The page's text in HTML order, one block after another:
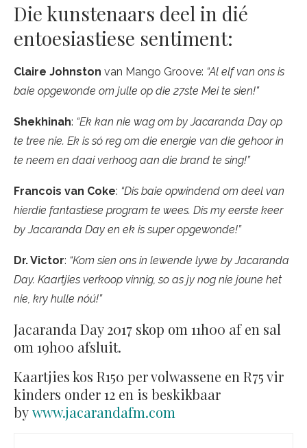
Die kunstenaars deel in dié
entoesiastiese sentiment:
Claire Johnston van Mango Groove: “Al elf van ons is
baie opgewonde om julle op die 27ste Mei te sien!”
Shekhinah: “Ek kan nie wag om by Jacaranda Day op
te tree nie. Ek is só reg om die energie van die gehoor in
te neem en daai verhoog aan die brand te sing!”
Francois van Coke: “Dis baie opwindend om deel van
hierdie fantastiese program te wees. Dis my eerste keer
by Jacaranda Day en ek is super opgewonde!”
Dr. Victor: “Kom sien ons in lewende lywe by Jacaranda
Day. Kaartjies verkoop vinnig, so as jy nog nie joune het
nie, kry hulle nóú!”
Jacaranda Day 2017 skop om 11h00 af en sal
om 19h00 afsluit.
Kaartjies kos R150 per volwassene en R75 vir
kinders onder 12 en is beskikbaar
bywww.jacarandafm.com